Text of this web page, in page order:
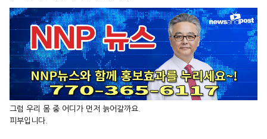
그럼 우리 몸 중 어디가 먼저 늙어갈까요.
피부입니다.